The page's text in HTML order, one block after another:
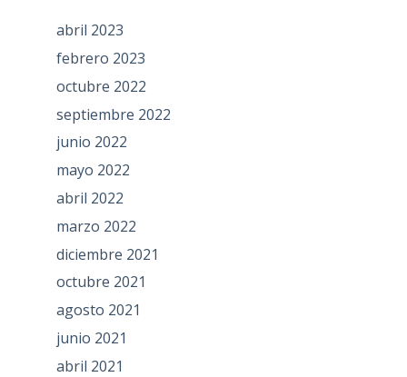
abril 2023
febrero 2023
octubre 2022
septiembre 2022
junio 2022
mayo 2022
abril 2022
marzo 2022
diciembre 2021
octubre 2021
agosto 2021
junio 2021
abril 2021